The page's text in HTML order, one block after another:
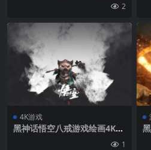
2
4K游戏
黑神话悟空八戒游戏绘画4K壁
1